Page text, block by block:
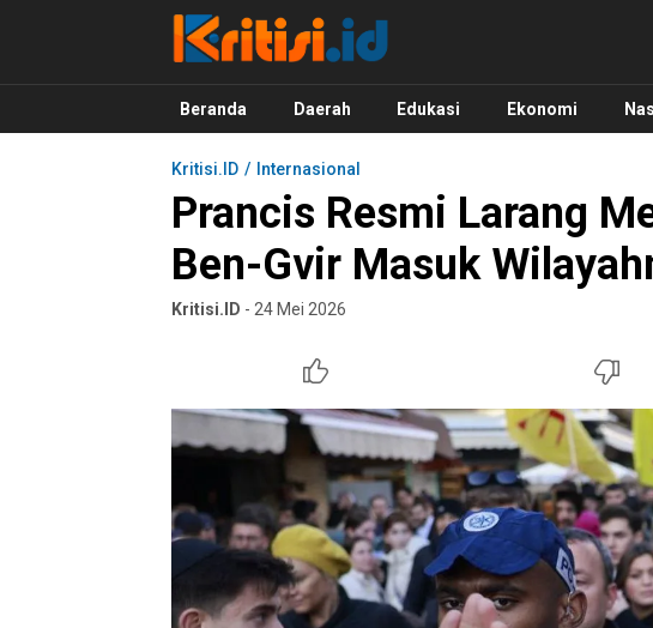
Kritisi.ID
Kritik untuk Negeri!
Beranda Daerah Edukasi Ekonomi
Kritisi.ID Internasional
Prancis Resmi Larang
Ben-Gvir Masuk
Kritisi.ID - 24 Mei 2026